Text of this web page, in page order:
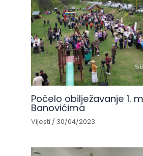
Počelo obilježavanje 1.
Banovićima
Vijesti / 30/04/2023